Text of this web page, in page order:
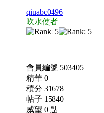
qiuabc0496
吹水使者
會員編號 503405
精華 0
積分 31678
帖子 15840
威望 0 點